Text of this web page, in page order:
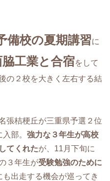
備校の夏期講習に
脇工業と合宿をして
の２校を大きく左右する結
張桔梗丘が三重県予選２位
部。 強力な３年生が高校
てくれたが、11月下旬に
３年生が受験勉強のために
出走する機会が巡ってき